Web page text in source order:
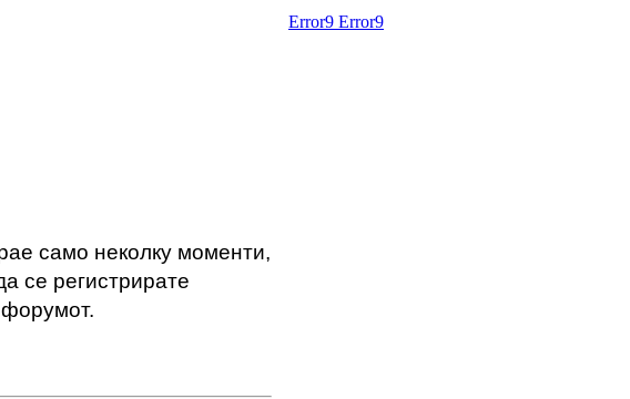
само неколку моменти,
се регистрирате
Error9 Error9